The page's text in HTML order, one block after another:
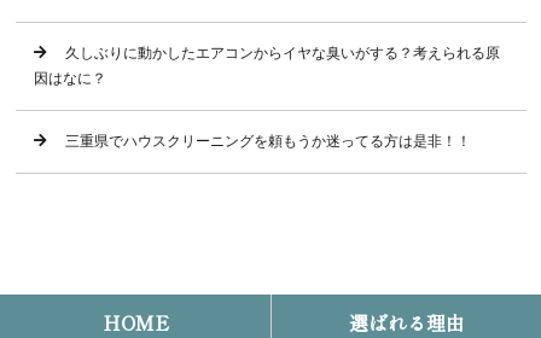
久しぶりに動かしたエアコンからイヤな臭いがする？考えられる原
因はなに？
三重県でハウスクリーニングを頼もうか迷ってる方は是非！！
HOME
選ばれる理由